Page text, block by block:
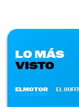
LO MÁS
VISTO
ELMOTOR EL